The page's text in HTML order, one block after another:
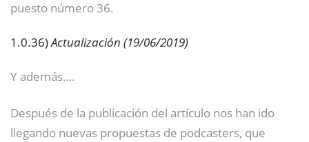
puesto número 36.
1.0.36)Actualización (19/06/2019)
Y además….
Después de la publicación del artículo nos han ido
llegando nuevas propuestas de podcasters, que